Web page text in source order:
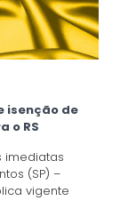
isenção de
o RS
imediatas
(SP) –
vigente